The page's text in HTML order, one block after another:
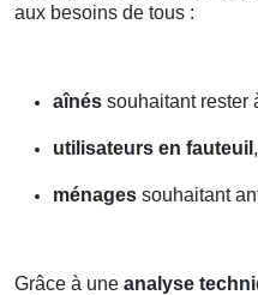
aux besoins de tous :
aînés souhaitant rester
utilisateurs en fauteuil ,
ménages souhaitant
Grâce à une analyse